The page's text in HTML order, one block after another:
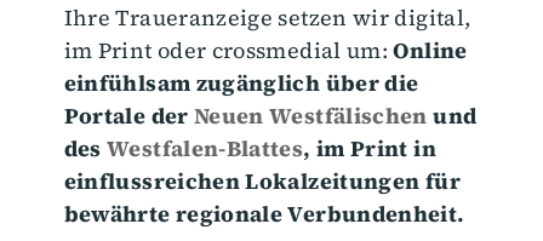
Ihre Traueranzeige setzen wir digital,
im Print oder crossmedial um:Online
einfühlsam zugänglich über die
Portale der Neuen Westfälischen und
desWestfalen-Blattes, im Print in
einflussreichen Lokalzeitungen für
bewährte regionale Verbundenheit.